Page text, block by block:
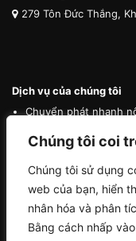
Chúng tôi coi
Chúng tôi sử dụng
web của bạn, hiển
nhân hóa và phân
Bằng cách nhấp
279 Tôn Đức Thắng,
Dịch vụ của chúng tôi
Chuyển phát nhanh
Chuyển phát nhanh
Vận chuyển thú cưng
Mua hộ hàng nước